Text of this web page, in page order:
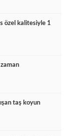
özel kalitesiyle 1
taş koyun